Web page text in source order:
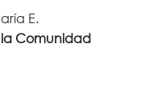
E.
Comunidad